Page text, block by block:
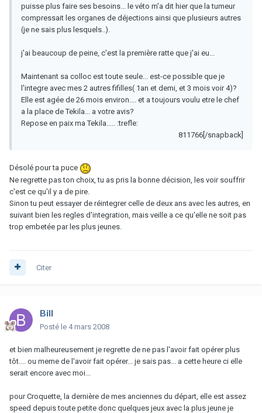
puisse plus faire ses besoins... le véto m'a dit hier que la tumeur
compressait les organes de déjections ainsi que plusieurs autres
(je ne sais plus lesquels..).
j'ai beaucoup de peine, c'est la première ratte que j'ai eu...
Maintenant sa colloc est toute seule... est-ce possible que je
l'integre avec mes 2 autres fifilles( 1an et demi, et 3 mois voir 4)?
Elle est agée de 26 mois environ.... et a toujours voulu etre le chef
a la place de Tekila... a votre avis?
Repose en paix ma Tekila..... :trefle:
811766[/snapback]
Désolé pour ta puce
Ne regrette pas ton choix, tu as pris la bonne décision, les voir souffrir
c'est ce qu'il y a de pire.
Sinon tu peut essayer de réintegrer celle de deux ans avec les autres, en
suivant bien les regles d'integration, mais veille a ce qu'elle ne soit pas
trop embetée par les plus jeunes.
Citer
Bill
Posté le 4 mars 2008
et bien malheureusement je regrette de ne pas l'avoir fait opérer plus
tôt.... ou meme de l'avoir fait opérer... je sais pas... a cette heure ci elle
serait encore avec moi...
pour Croquette, la dernière de mes anciennes du départ, elle est assez
speed depuis toute petite donc quelques jeux avec la plus jeune je